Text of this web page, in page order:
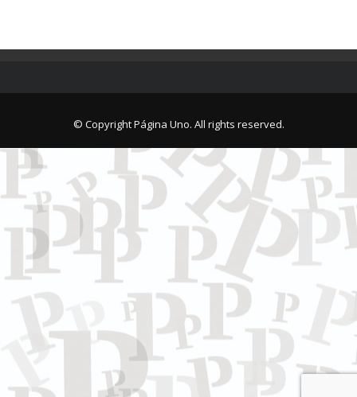
© Copyright Página Uno. All rights reserved.